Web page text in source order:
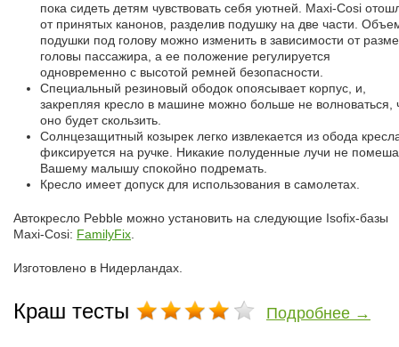
пока сидеть детям чувствовать себя уютней. Maxi-Cosi
от принятых канонов, разделив подушку на две части.
подушки под голову можно изменить в зависимости от
головы пассажира, а ее положение регулируется
одновременно с высотой ремней безопасности.
Специальный резиновый ободок опоясывает корпус, и,
закрепляя кресло в машине можно больше не волноваться,
оно будет скользить.
Солнцезащитный козырек легко извлекается из обода
фиксируется на ручке. Никакие полуденные лучи не
Вашему малышу спокойно подремать.
Кресло имеет допуск для использования в самолетах.
Автокресло Pebble можно установить на следующие Isofix-базы
Maxi-Cosi: FamilyFix
Изготовлено в Нидерландах.
Краш тесты Подробнее →